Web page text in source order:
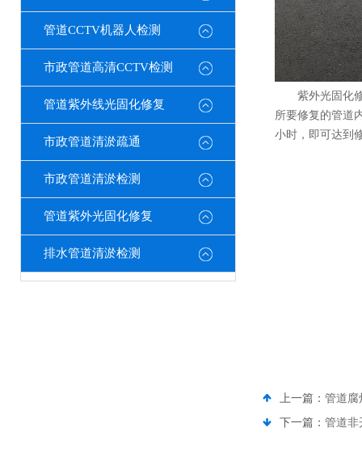
管道CCTV机器人检测
市政管道高清CCTV检测
管道紫外线光固化修复
市政管道清淤疏通
市政管道清淤检测
管道紫外光固化修复
排水管道清淤检测
紫外光固化
所要修复的管道
小时，即可达到
上一篇： 管道腐
下一篇： 管道非